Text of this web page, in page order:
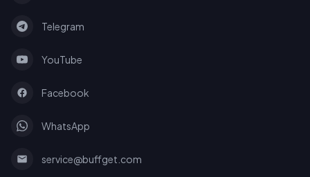
Telegram
YouTube
Facebook
WhatsApp
service@buffget.com